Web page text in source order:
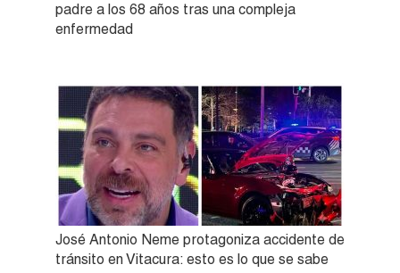
padre a los 68 años tras una compleja
enfermedad
José Antonio Neme protagoniza accidente de
tránsito en Vitacura: esto es lo que se sabe